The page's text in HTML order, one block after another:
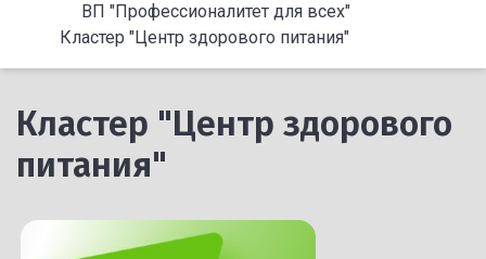
ВП "Профессионалитет для всех"
Кластер "Центр здорового питания"
Кластер "Центр здорового
питания"